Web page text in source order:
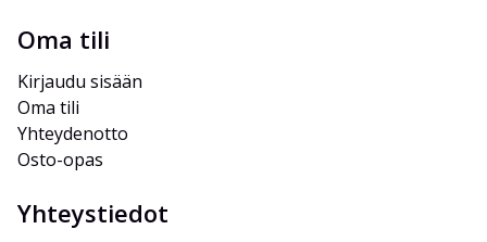
Oma tili
Kirjaudu sisään
Oma tili
Yhteydenotto
Osto-opas
Yhteystiedot